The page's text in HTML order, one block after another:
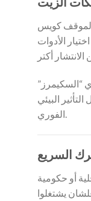
الموقف كويس
الأدوات
“السكيمرز”
البيئي
الفوري.
السريع
أو حكومية
يشتغلوا